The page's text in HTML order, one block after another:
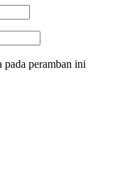
pada peramban ini